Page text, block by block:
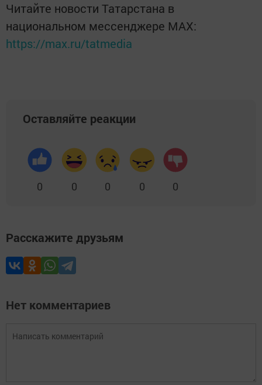
Читайте новости Татарстана в
национальном мессенджере MАХ:
https://max.ru/tatmedia
Оставляйте реакции
0 0 0 0 0
Расскажите друзьям
Нет комментариев